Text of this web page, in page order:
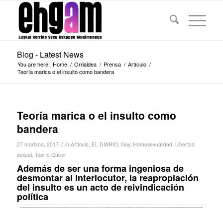
Blog - Latest News
You are here: Home / Orrialdea / Prensa / Artículo /
Teoría marica o el insulto como bandera
Teoría marica o el insulto como
bandera
27 martxoa, 2017 / in Artículo, EL DIARIO, Gay, Homosexualidad, Libertad
sexual, Teoría Queer
Además de ser una forma ingeniosa de
desmontar al interlocutor, la reapropiación
del insulto es un acto de reivindicación
política